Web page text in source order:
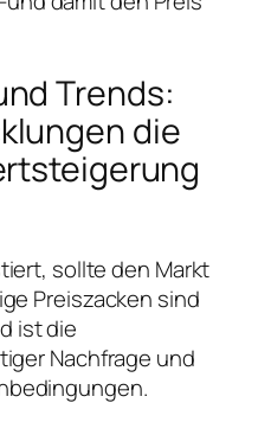
Trends:
die
sollte den Markt
Preiszacken sind
ist die
Nachfrage und